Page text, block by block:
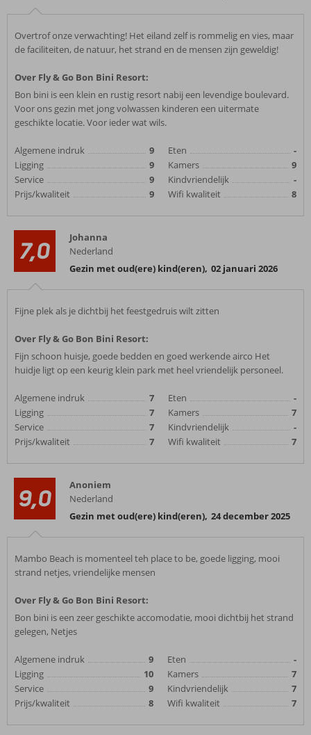
Overtrof onze verwachting! Het eiland zelf is rommelig en vies, maar
de faciliteiten, de natuur, het strand en de mensen zijn geweldig!
Over Fly & Go Bon Bini Resort:
Bon bini is een klein en rustig resort nabij een levendige boulevard.
Voor ons gezin met jong volwassen kinderen een uitermate
geschikte locatie. Voor ieder wat wils.
Algemene indruk
9
Ligging
9
Service
9
Prijs/kwaliteit
9
Eten
-
Kamers
9
Kindvriendelijk
-
Wifi kwaliteit
8
7,0
Johanna
Nederland
Gezin met oud(ere) kind(eren), 02 januari 2026
Fijne plek als je dichtbij het feestgedruis wilt zitten
Over Fly & Go Bon Bini Resort:
Fijn schoon huisje, goede bedden en goed werkende airco Het
huidje ligt op een keurig klein park met heel vriendelijk personeel.
Algemene indruk
7
Ligging
7
Service
7
Prijs/kwaliteit
7
Eten
-
Kamers
7
Kindvriendelijk
-
Wifi kwaliteit
7
9,0
Anoniem
Nederland
Gezin met oud(ere) kind(eren), 24 december 2025
Mambo Beach is momenteel teh place to be, goede ligging, mooi
strand netjes, vriendelijke mensen
Over Fly & Go Bon Bini Resort:
Bon bini is een zeer geschikte accomodatie, mooi dichtbij het strand
gelegen, Netjes
Algemene indruk
9
Ligging
10
Service
9
Prijs/kwaliteit
8
Eten
-
Kamers
7
Kindvriendelijk
7
Wifi kwaliteit
7